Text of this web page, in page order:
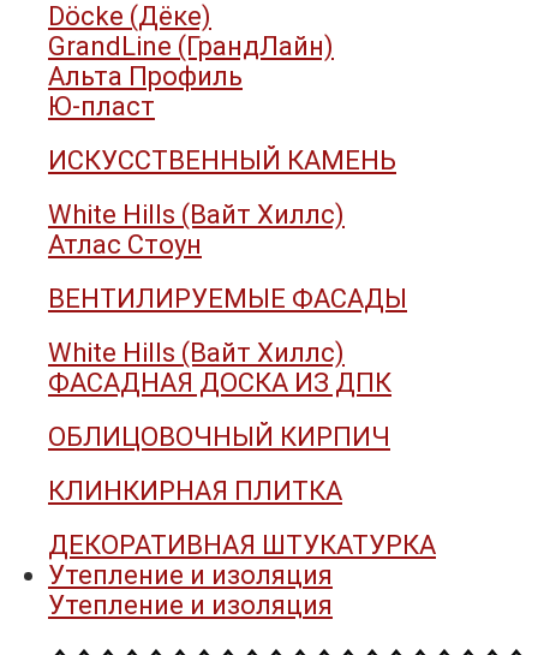
Döcke (Дёке)
GrandLine (ГрандЛайн)
Альта Профиль
Ю-пласт
ИСКУССТВЕННЫЙ КАМЕНЬ
White Hills (Вайт Хиллс)
Атлас Стоун
ВЕНТИЛИРУЕМЫЕ ФАСАДЫ
White Hills (Вайт Хиллс)
ФАСАДНАЯ ДОСКА ИЗ ДПК
ОБЛИЦОВОЧНЫЙ КИРПИЧ
КЛИНКИРНАЯ ПЛИТКА
ДЕКОРАТИВНАЯ ШТУКАТУРКА
Утепление и изоляция
Утепление и изоляция